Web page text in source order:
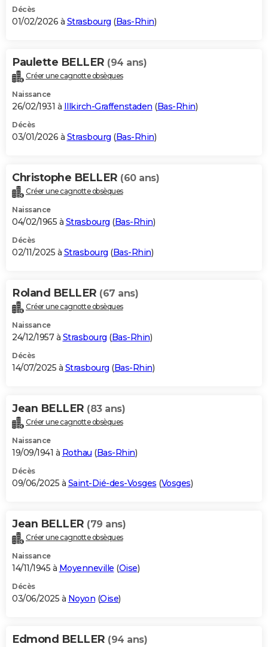
Décès
01/02/2026 à Strasbourg (Bas-Rhin)
Paulette BELLER (94 ans)
Créer une cagnotte obsèques
Naissance
26/02/1931 à Illkirch-Graffenstaden (Bas-Rhin)
Décès
03/01/2026 à Strasbourg (Bas-Rhin)
Christophe BELLER (60 ans)
Créer une cagnotte obsèques
Naissance
04/02/1965 à Strasbourg (Bas-Rhin)
Décès
02/11/2025 à Strasbourg (Bas-Rhin)
Roland BELLER (67 ans)
Créer une cagnotte obsèques
Naissance
24/12/1957 à Strasbourg (Bas-Rhin)
Décès
14/07/2025 à Strasbourg (Bas-Rhin)
Jean BELLER (83 ans)
Créer une cagnotte obsèques
Naissance
19/09/1941 à Rothau (Bas-Rhin)
Décès
09/06/2025 à Saint-Dié-des-Vosges (Vosges)
Jean BELLER (79 ans)
Créer une cagnotte obsèques
Naissance
14/11/1945 à Moyenneville (Oise)
Décès
03/06/2025 à Noyon (Oise)
Edmond BELLER (94 ans)